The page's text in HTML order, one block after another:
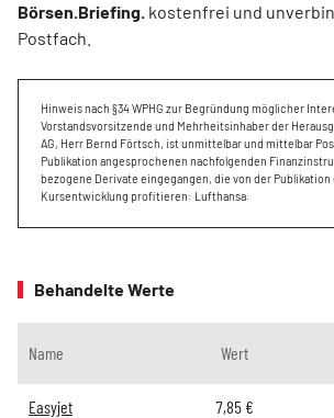
Börsen.Briefing. kostenfrei und
Postfach.
Hinweis nach §34 WPHG zur Begründung möglicher
Vorstandsvorsitzende und Mehrheitsinhaber der
AG, Herr Bernd Förtsch, ist unmittelbar und mittelbar
Publikation angesprochenen nachfolgenden
bezogene Derivate eingegangen, die von der
Kursentwicklung profitieren: Lufthansa.
Behandelte Werte
Name Wert
Easyjet 7,85 €